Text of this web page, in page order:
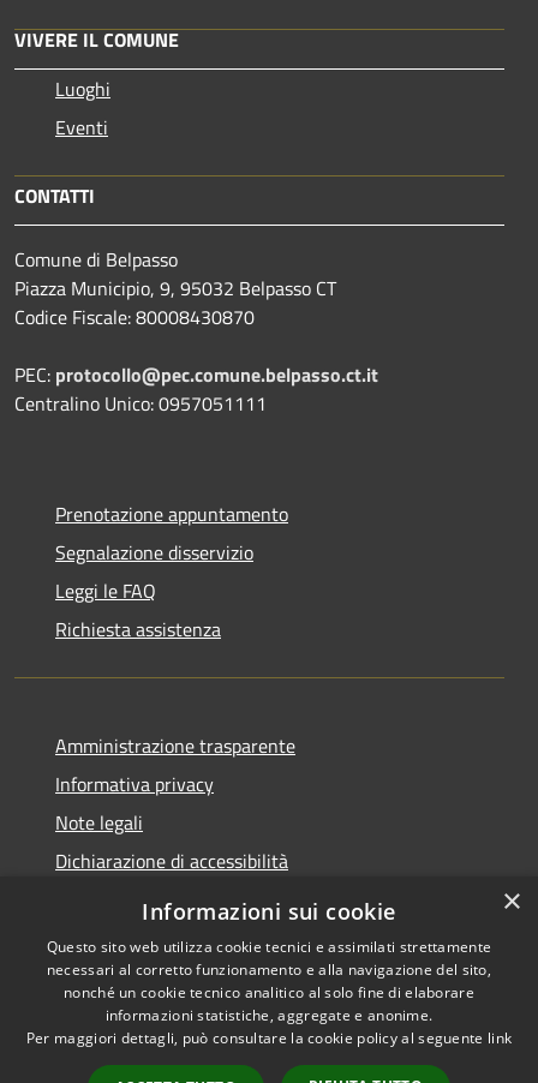
VIVERE IL COMUNE
Luoghi
Eventi
CONTATTI
Comune di Belpasso
Piazza Municipio, 9, 95032 Belpasso CT
Codice Fiscale: 80008430870
PEC: protocollo@pec.comune.belpasso.ct.it
Centralino Unico: 0957051111
Prenotazione appuntamento
Segnalazione disservizio
Leggi le FAQ
Richiesta assistenza
Amministrazione trasparente
Informativa privacy
Note legali
Dichiarazione di accessibilità
RSS
Accessibilità
Privacy
Copyright © 2026 • Comune di
Belpasso • Powered by
Municipium•Accesso
redazione
×
Informazioni sui cookie
Questo sito web utilizza cookie tecnici e assimilati strettamente
necessari al corretto funzionamento e alla navigazione del sito,
nonché un cookie tecnico analitico al solo fine di elaborare
informazioni statistiche, aggregate e anonime.
Per maggiori dettagli, può consultare la cookie policy al seguente link